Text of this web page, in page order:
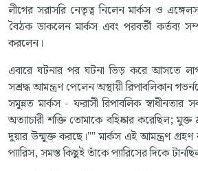
লীগের সরাসরি নেতৃত্ব নিলেন মার্কস ও
বৈঠক ডাকলেন মার্কস এবং পরবর্তী কর্তব্য
করলেন।
এবারে ঘটনার পর ঘটনা ভিড় করে আসতে
সশ্রদ্ধ আমন্ত্রণ পেলেন অস্থায়ী রিপাবলিকান
সমুন্নত মার্কস - ফরাসী রিপাবলিক স্বাধীনতার
অত্যাচারী শক্তি তোমাকে বহিষ্কার করেছিল;
দুয়ার উন্মুক্ত করছে।"" মার্কস এই আমন্ত্রণ গ্রহণ
প্যারিস, সমস্ত কিছুই তাঁকে প্যারিসের দিকে